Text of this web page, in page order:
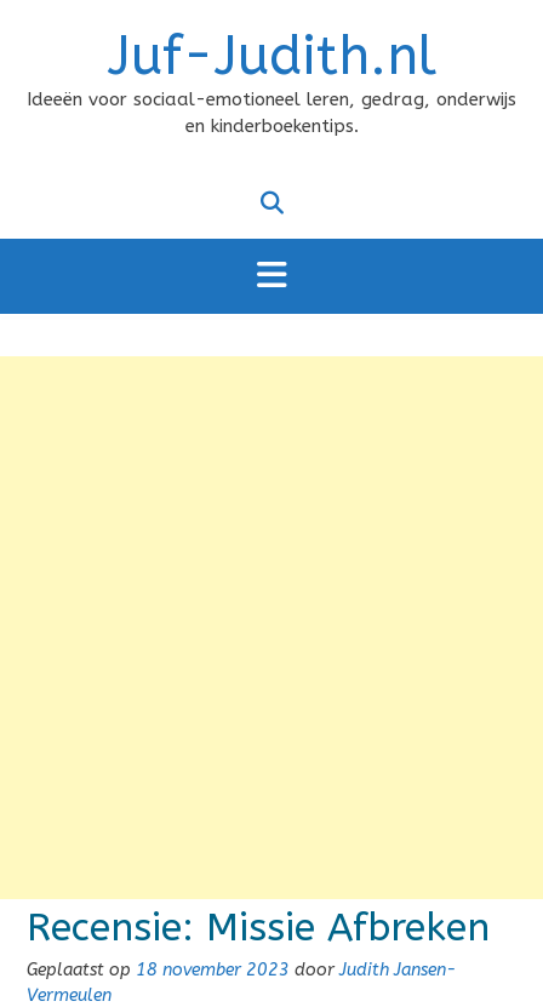
Juf-Judith.nl
Ideeën voor sociaal-emotioneel leren, gedrag, onderwijs
en kinderboekentips.
Recensie: Missie Afbreken
Geplaatst op 18 november 2023 doorJudith Jansen-
Vermeulen